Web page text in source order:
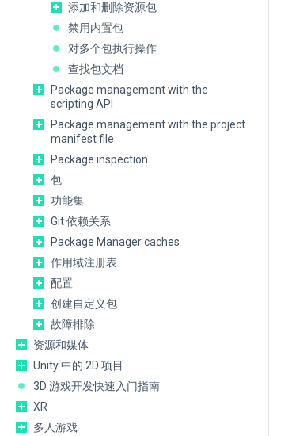
添加和删除资源包
禁用内置包
对多个包执行操作
查找包文档
Package management with the
scripting API
Package management with the project
manifest file
Package inspection
包
功能集
Git 依赖关系
Package Manager caches
作用域注册表
配置
创建自定义包
故障排除
资源和媒体
Unity 中的 2D 项目
3D 游戏开发快速入门指南
XR
多人游戏